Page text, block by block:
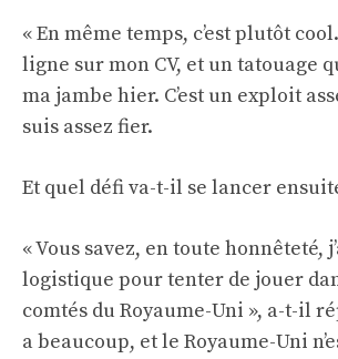
« En même temps, c’est plutôt cool.
ligne sur mon CV, et un tatouage
ma jambe hier. C’est un exploit
suis assez fier.
Et quel défi va-t-il se lancer
« Vous savez, en toute honnêteté,
logistique pour tenter de jouer
comtés du Royaume-Uni », a-t-il
a beaucoup, et le Royaume-Uni